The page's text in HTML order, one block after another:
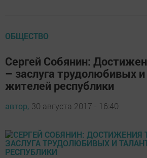
ОБЩЕСТВО
Сергей Собянин:
– заслуга трудолюбивых
жителей республики
автор, 30 августа 2017 - 16:40